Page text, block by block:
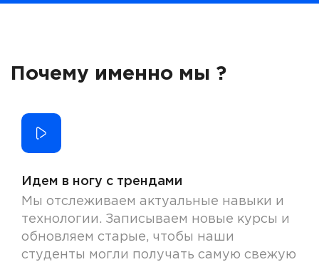
Почему именно мы ?
Идем в ногу с трендами
Мы отслеживаем актуальные навыки и
технологии. Записываем новые курсы и
обновляем старые, чтобы наши
студенты могли получать самую свежую